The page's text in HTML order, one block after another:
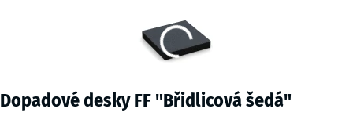
Dopadové desky FF "Břidlicová šedá"